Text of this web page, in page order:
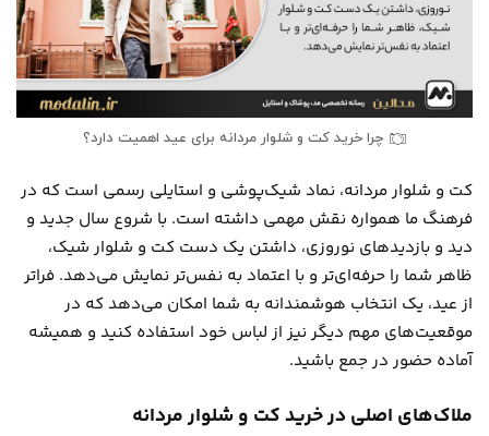
چرا خرید کت و شلوار مردانه برای عید اهمیت دارد؟
کت و شلوار مردانه، نماد شیک‌پوشی و استایلی رسمی است که در
فرهنگ ما همواره نقش مهمی داشته است. با شروع سال جدید و
دید و بازدیدهای نوروزی، داشتن یک دست کت و شلوار شیک،
ظاهر شما را حرفه‌ای‌تر و با اعتماد به نفس‌تر نمایش می‌دهد. فراتر
از عید، یک انتخاب هوشمندانه به شما امکان می‌دهد که در
موقعیت‌های مهم دیگر نیز از لباس خود استفاده کنید و همیشه
آماده حضور در جمع باشید.
ملاک‌های اصلی در خرید کت و شلوار مردانه